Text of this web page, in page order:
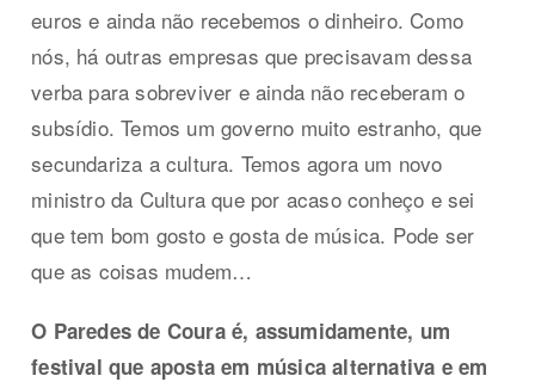
euros e ainda não recebemos o dinheiro. Como
nós, há outras empresas que precisavam dessa
verba para sobreviver e ainda não receberam o
subsídio. Temos um governo muito estranho, que
secundariza a cultura. Temos agora um novo
ministro da Cultura que por acaso conheço e sei
que tem bom gosto e gosta de música. Pode ser
que as coisas mudem…
O Paredes de Coura é, assumidamente, um
festival que aposta em música alternativa e em